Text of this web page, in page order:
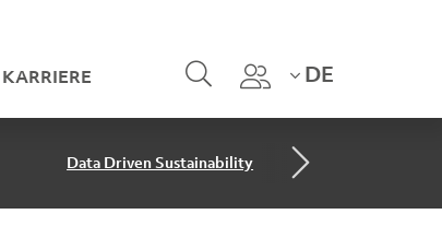
KARRIERE DE
Data Driven Sustainability